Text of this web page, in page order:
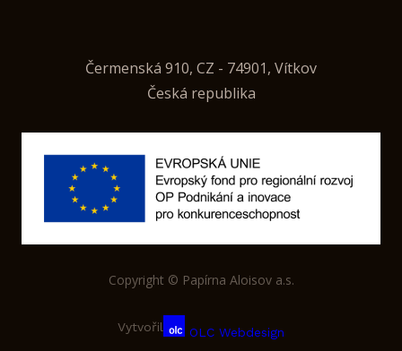
Čermenská 910, CZ - 74901, Vítkov
Česká republika
Copyright © Papírna Aloisov a.s.
Vytvořil OLC Webdesign